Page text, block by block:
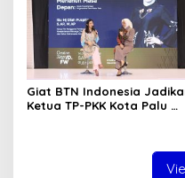
Giat BTN Indonesia
Ketua TP-PKK Kota Palu